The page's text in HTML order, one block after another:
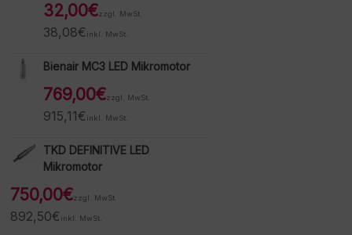
32,00€zzgl. MwSt.
38,08€ inkl. MwSt.
Bienair MC3 LED Mikromotor
769,00€zzgl. MwSt.
915,11€ inkl. MwSt.
TKD DEFINITIVE LED
Mikromotor
750,00€zzgl. MwSt.
892,50€ inkl. MwSt.